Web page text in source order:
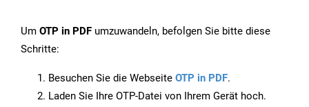
Um OTP in PDF umzuwandeln, befolgen Sie bitte diese
Schritte:
Besuchen Sie die Webseite OTP in PDF.
Laden Sie Ihre OTP-Datei von Ihrem Gerät hoch.